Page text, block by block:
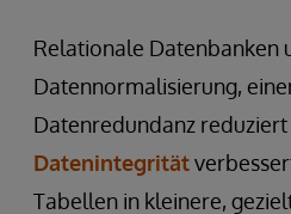
Relationale Datenbanken
Datennormalisierung,
Datenredundanz
Datenintegrität
Tabellen in kleinere,